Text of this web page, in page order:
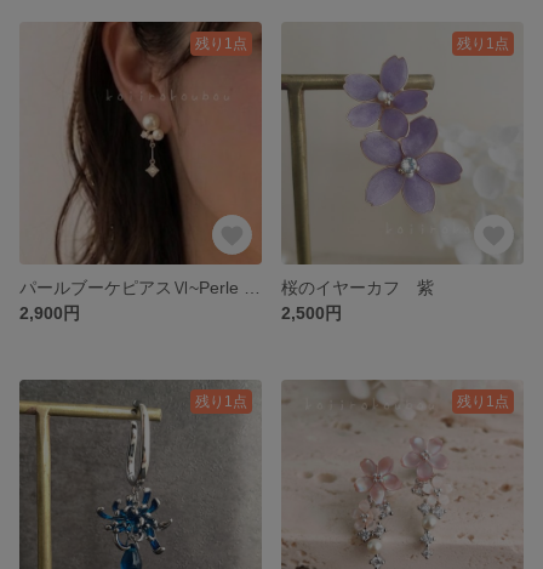
残り1点
2,900円
残り1点
桜のイヤーカフ 紫
2,500円
残り1点 残り1点